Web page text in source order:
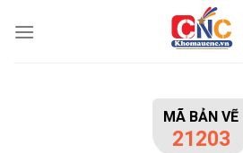
MÃ BẢN VẼ
21203